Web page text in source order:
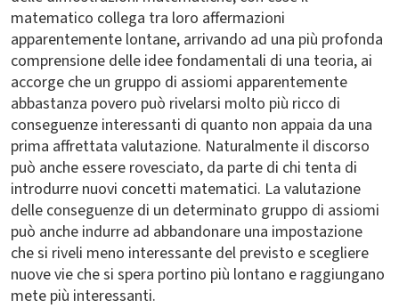
matematico collega tra loro affermazioni
apparentemente lontane, arrivando ad una più profonda
comprensione delle idee fondamentali di una teoria, ai
accorge che un gruppo di assiomi apparentemente
abbastanza povero può rivelarsi molto più ricco di
conseguenze interessanti di quanto non appaia da una
prima affrettata valutazione. Naturalmente il discorso
può anche essere rovesciato, da parte di chi tenta di
introdurre nuovi concetti matematici. La valutazione
delle conseguenze di un determinato gruppo di assiomi
può anche indurre ad abbandonare una impostazione
che si riveli meno interessante del previsto e scegliere
nuove vie che si spera portino più lontano e raggiungano
mete più interessanti.